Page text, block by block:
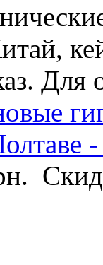
. Для
-